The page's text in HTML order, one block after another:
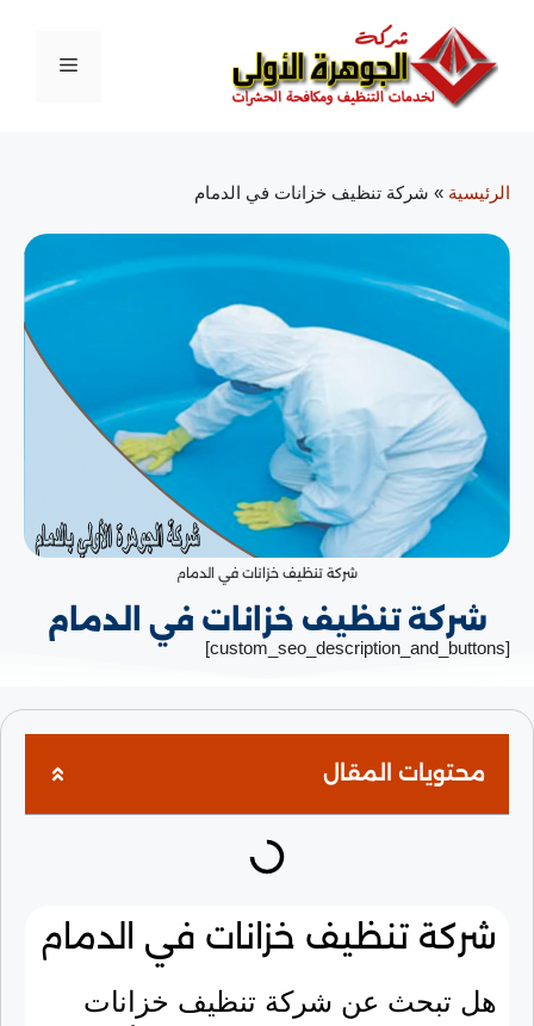
شركة تنظيف خزانات في الدمام
[custom_seo_description_and_buttons]
الرئيسية » شركة تنظيف خزانات في الدمام
شركة تنظيف خزانات في الدمام
محتويات المقال
شركة تنظيف خزانات في الدمام
هل تبحث عن شركة تنظيف خزانات